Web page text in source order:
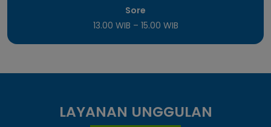
Sore
13.00 WIB – 15.00 WIB
LAYANAN UNGGULAN